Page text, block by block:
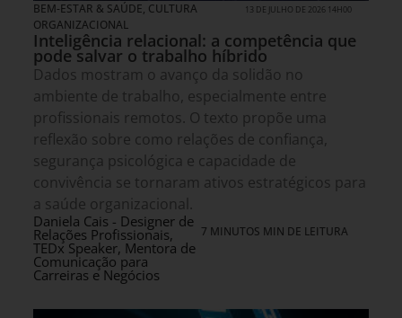
BEM-ESTAR & SAÚDE, CULTURA
ORGANIZACIONAL
13 DE JULHO DE 2026 14H00
Inteligência relacional: a competência que
pode salvar o trabalho híbrido
Dados mostram o avanço da solidão no
ambiente de trabalho, especialmente entre
profissionais remotos. O texto propõe uma
reflexão sobre como relações de confiança,
segurança psicológica e capacidade de
convivência se tornaram ativos estratégicos para
a saúde organizacional.
Daniela Cais - Designer de
Relações Profissionais,
TEDx Speaker, Mentora de
Comunicação para
Carreiras e Negócios
7 MINUTOS MIN DE LEITURA